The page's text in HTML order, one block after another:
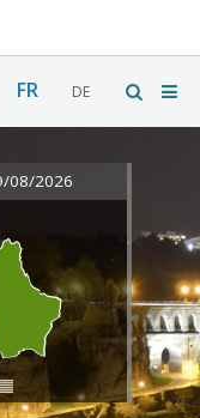
FR DE
08/2026